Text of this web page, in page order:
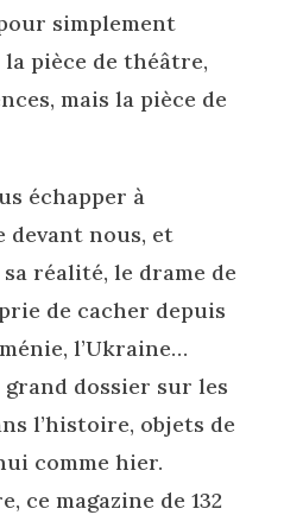
simplement
pièce de théâtre,
mais la pièce de
échapper à
devant nous, et
réalité, le drame de
de cacher depuis
l’Ukraine…
dossier sur les
l’histoire, objets de
comme hier.
ce magazine de 132